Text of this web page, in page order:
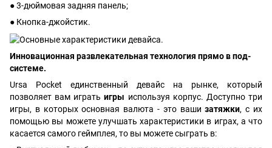
● 3-дюймовая задняя панель;
● Кнопка-джойстик.
Инновационная развлекательная технология прямо в под-
системе.
Ursa Pocket единственный девайс на рынке, который
позволяет вам игратьигры используя корпус. Доступно три
игры, в которых основная валюта - это вашизатяжки, с их
помощью вы можете улучшать характеристики в играх, а что
касается самого геймплея, то вы можете сыграть в: